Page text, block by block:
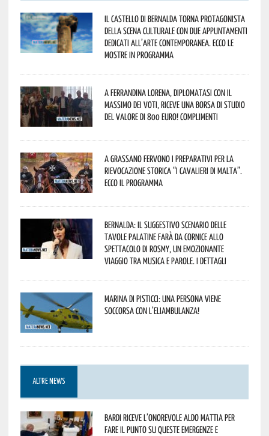
Il Castello di Bernalda torna protagonista
della scena culturale con due appuntamenti
dedicati all’arte contemporanea. Ecco le
mostre in programma
A Ferrandina Lorena, diplomatasi con il
massimo dei voti, riceve una borsa di studio
del valore di 800 euro! Complimenti
A Grassano fervono i preparativi per la
Rievocazione Storica “I CAVALIERI DI MALTA”.
Ecco il programma
Bernalda: il suggestivo scenario delle
Tavole Palatine farà da cornice allo
spettacolo di Rosmy, un emozionante
viaggio tra musica e parole. I dettagli
Marina di Pisticci: una persona viene
soccorsa con l’eliambulanza!
ALTRE NEWS
Bardi riceve l’onorevole Aldo Mattia per
fare il punto su queste emergenze e